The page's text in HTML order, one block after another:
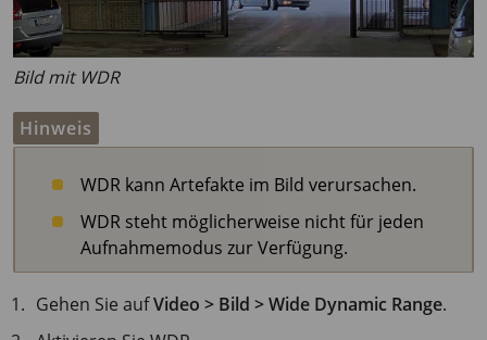
Bild mit WDR
Hinweis
WDR kann Artefakte im Bild verursachen.
WDR steht möglicherweise nicht für jeden
Aufnahmemodus zur Verfügung.
Gehen Sie aufVideo > Bild > Wide Dynamic Range.